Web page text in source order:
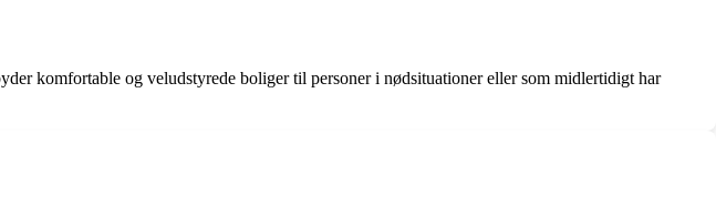
komfortable og veludstyrede boliger til personer i nødsituationer eller som midlertidigt har